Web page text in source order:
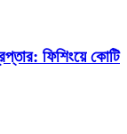
ফিশিংয়ে কোটি